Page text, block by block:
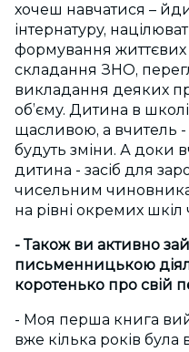
хочеш навчатися –
інтернатуру,
формування життєвих
складання ЗНО,
викладання деяких
об’єму. Дитина в
щасливою, а вчитель -
будуть зміни. А доки
дитина - засіб для
чисельним
на рівні окремих шкіл
- Також ви активно
письменницькою
коротенько про свій
- Моя перша книга
вже кілька років